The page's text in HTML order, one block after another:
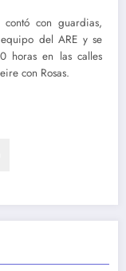
con guardias,
del ARE y se
horas en las calles
con Rosas.